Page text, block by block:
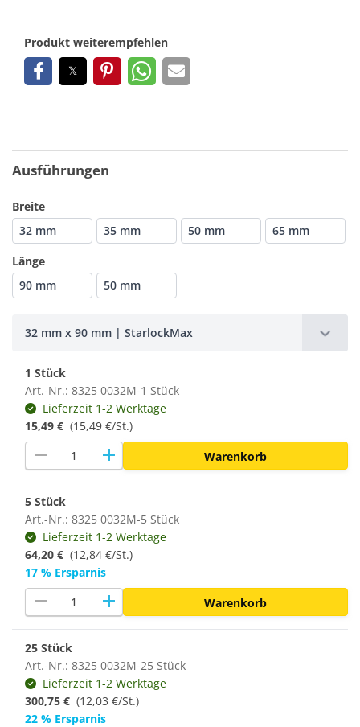
Produkt weiterempfehlen
Ausführungen
Breite
32 mm
35 mm 50 mm
65 mm
Länge
90 mm
50 mm
32 mm x 90 mm | StarlockMax
1 Stück
Art.-Nr.: 8325 0032M-1 Stück
Lieferzeit 1-2 Werktage
15,49 € (15,49 €/St.)
remove add Warenkorb
5 Stück
Art.-Nr.: 8325 0032M-5 Stück
Lieferzeit 1-2 Werktage
64,20 € (12,84 €/St.)
17 % Ersparnis
remove add Warenkorb
25 Stück
Art.-Nr.: 8325 0032M-25 Stück
Lieferzeit 1-2 Werktage
300,75 € (12,03 €/St.)
22 % Ersparnis